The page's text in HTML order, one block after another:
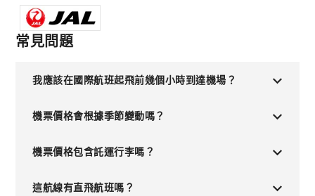
常見問題
我應該在國際航班起飛前幾個小時到達機場？
機票價格會根據季節變動嗎？
機票價格包含託運行李嗎？
這航線有直飛航班嗎？